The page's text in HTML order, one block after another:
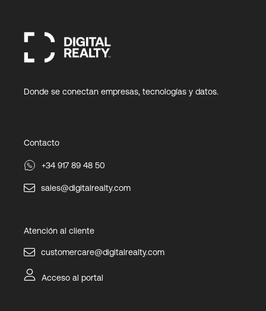
Donde se conectan empresas, tecnologías y datos.
Contacto
+34 917 89 48 50
sales@digitalrealty.com
Atención al cliente
customercare@digitalrealty.com
Acceso al portal